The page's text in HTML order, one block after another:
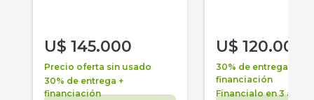
U$ 145.000
Precio oferta sin usado
30% de entrega +
financiación
U$ 120.000
30% de entrega +
financiación
Financialo en 3 años